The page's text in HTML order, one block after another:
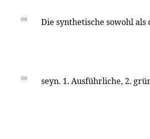
08 Die synthetische sowohl
09 seyn. 1. Ausführliche, 2.